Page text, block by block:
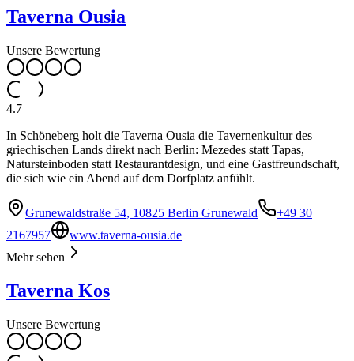
Taverna Ousia
Unsere Bewertung
4.7
In Schöneberg holt die Taverna Ousia die Tavernenkultur des
griechischen Lands direkt nach Berlin: Mezedes statt Tapas,
Natursteinboden statt Restaurantdesign, und eine Gastfreundschaft,
die sich wie ein Abend auf dem Dorfplatz anfühlt.
Grunewaldstraße 54, 10825 Berlin Grunewald
+49 30
2167957
www.taverna-ousia.de
Mehr sehen
Taverna Kos
Unsere Bewertung